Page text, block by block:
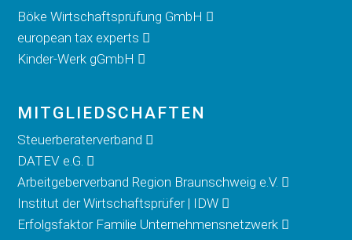
Böke Wirtschaftsprüfung GmbH
european tax experts
Kinder-Werk gGmbH
MITGLIED­SCHAFTEN
Steuerberaterverband
DATEV e.G.
Arbeitgeberverband Region Braunschweig e.V.
Institut der Wirtschaftsprüfer | IDW
Erfolgsfaktor Familie Unternehmensnetzwerk